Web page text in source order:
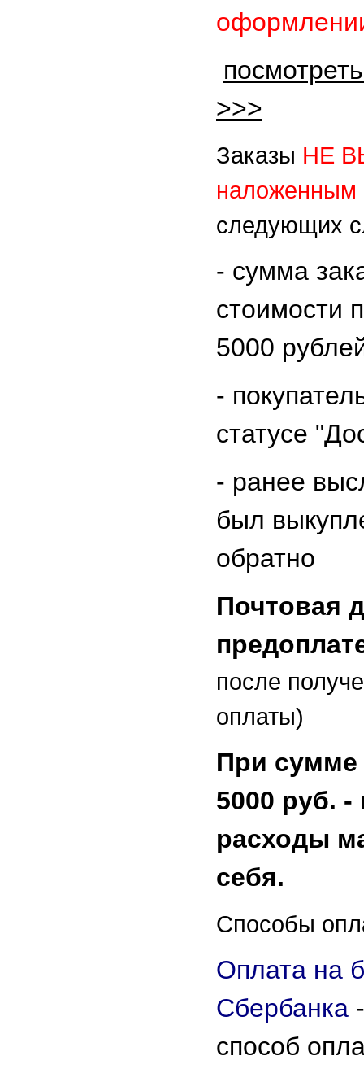
>>>
Заказы НЕ
наложенным
следующих
- сумма
стоимости
5000
-
статусе
- ранее
был
обратно
Почтовая
после
оплаты)
При сумме
5000 руб.
расходы
себя.
Способы
Оплата на
Сбербанка
способ